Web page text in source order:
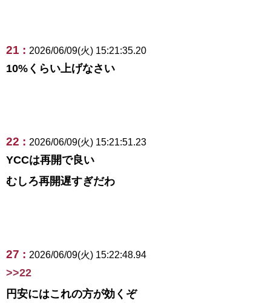
21 : 2026/06/09(火) 15:21:35.20
10%くらい上げなさい
22 : 2026/06/09(火) 15:21:51.23
YCCは再開で良い
むしろ再開遅すぎだわ
27 : 2026/06/09(火) 15:22:48.94
>>22
円安にはこれの方が効くぞ